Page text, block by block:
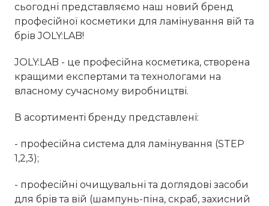
сьогодні представляємо наш новий бренд
професійної косметики для ламінування вій та
брів JOLY:LAB!
JOLY:LAB - це професійна косметика, створена
кращими експертами та технологами на
власному сучасному виробництві.
В асортименті бренду представлені:
- професійна система для ламінування (STEP
1,2,3);
- професійні очищувальні та доглядові засоби
для брів та вій (шампунь-піна, скраб, захисний